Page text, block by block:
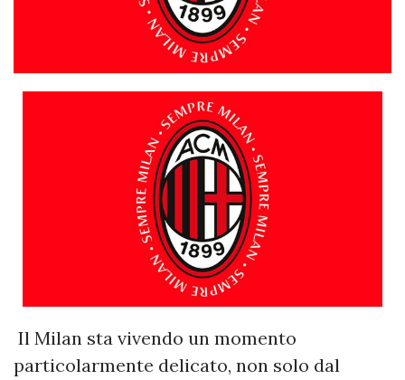
Il Milan sta vivendo un momento
particolarmente delicato, non solo dal